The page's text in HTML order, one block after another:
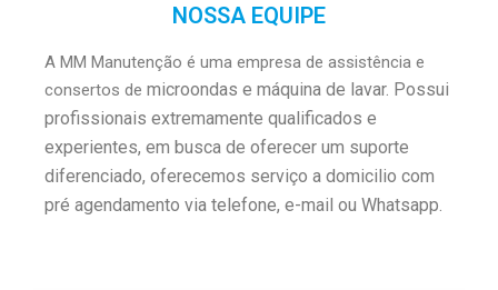
NOSSA EQUIPE
A MM Manutenção é uma empresa de assistência e
consertos de microondas e máquina de lavar. Possui
profissionais extremamente qualificados e
experientes, em busca de oferecer um suporte
diferenciado, oferecemos serviço a domicilio com
pré agendamento via telefone, e-mail ou Whatsapp.